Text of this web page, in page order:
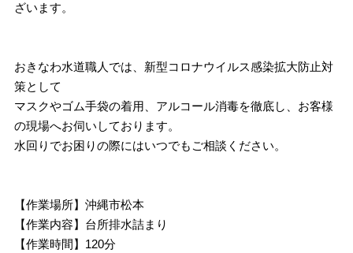
ざいます。
おきなわ水道職人では、新型コロナウイルス感染拡大防止対
策として
マスクやゴム手袋の着用、アルコール消毒を徹底し、お客様
の現場へお伺いしております。
水回りでお困りの際にはいつでもご相談ください。
【作業場所】沖縄市松本
【作業内容】台所排水詰まり
【作業時間】120分